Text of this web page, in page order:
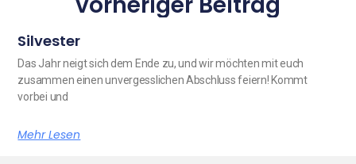
Silvester
Das Jahr neigt sich dem Ende zu, und wir möchten mit euch
zusammen einen unvergesslichen Abschluss feiern! Kommt
vorbei und
Mehr Lesen